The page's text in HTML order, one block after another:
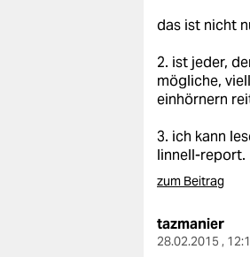
das ist nicht
2. ist jeder,
mögliche,
einhörnern
3. ich kann
linnell-report.
zum Beitrag
tazmanier
28.02.2015 ,